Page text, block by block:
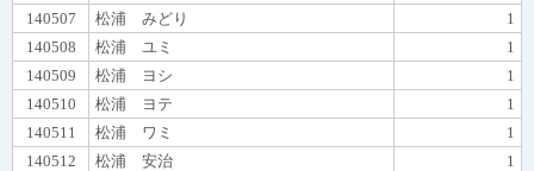
140507
松浦 みどり
1
140508
松浦 ユミ
1
140509
松浦 ヨシ
1
140510
松浦 ヨテ
1
140511
松浦 ワミ
1
140512
松浦 安治
1